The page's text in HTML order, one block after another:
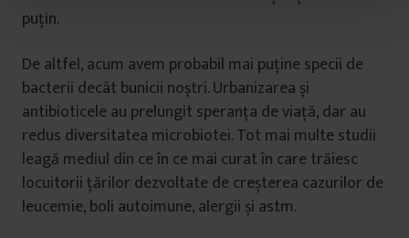
puțin.
De altfel, acum avem probabil mai puține specii de
bacterii decât bunicii noștri. Urbanizarea și
antibioticele au prelungit speranța de viață, dar au
redus diversitatea microbiotei. Tot mai multe studii
leagă mediul din ce în ce mai curat în care trăiesc
locuitorii țărilor dezvoltate de creșterea cazurilor de
leucemie, boli autoimune, alergii și astm.